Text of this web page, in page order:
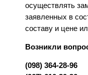
осуществлять
заявленных в
составу и цене
Возникли
(098) 364-28-96